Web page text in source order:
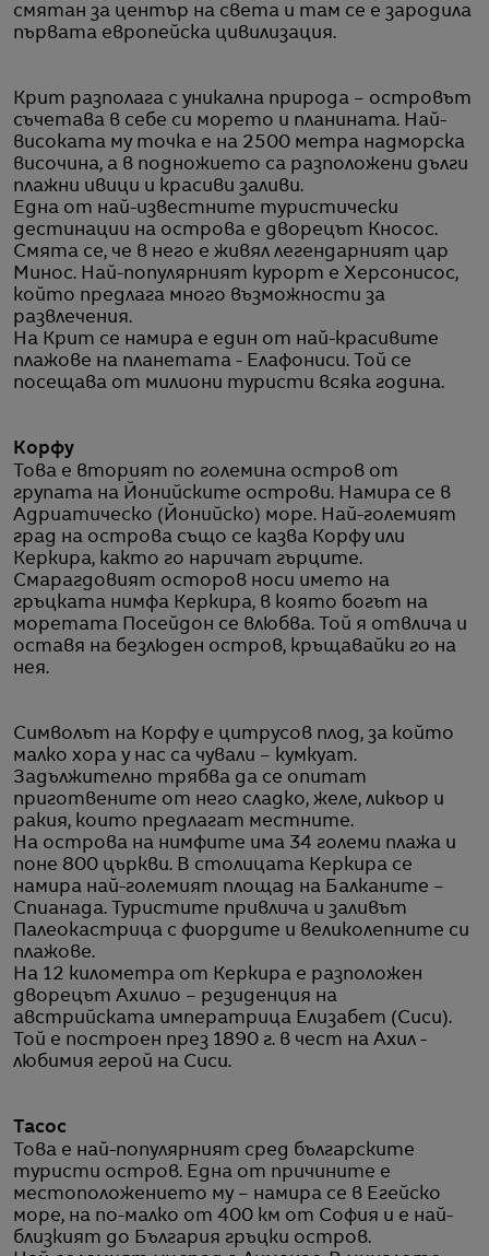
смятан за център на света и там се е зародила
първата европейска цивилизация.
Крит разполага с уникална природа – островът
съчетава в себе си морето и планината. Най-
високата му точка е на 2500 метра надморска
височина, а в подножието са разположени дълги
плажни ивици и красиви заливи.
Една от най-известните туристически
дестинации на острова е дворецът Кносос.
Смята се, че в него е живял легендарният цар
Минос. Най-популярният курорт е Херсонисос,
който предлага много възможности за
развлечения.
На Крит се намира е един от най-красивите
плажове на планетата - Елафониси. Той се
посещава от милиони туристи всяка година.
Корфу
Това е вторият по големина остров от
групата на Йонийските острови. Намира се в
Адриатическо (Йонийско) море. Най-големият
град на острова също се казва Корфу или
Керкира, както го наричат гърците.
Смарагдовият осторов носи името на
гръцката нимфа Керкира, в която богът на
моретата Посейдон се влюбва. Той я отвлича и
оставя на безлюден остров, кръщавайки го на
нея.
Символът на Корфу е цитрусов плод, за който
малко хора у нас са чували – кумкуат.
Задължително трябва да се опитат
приготвените от него сладко, желе, ликьор и
ракия, които предлагат местните.
На острова на нимфите има 34 големи плажа и
поне 800 църкви. В столицата Керкира се
намира най-големият площад на Балканите –
Спианада. Туристите привлича и заливът
Палеокастрица с фиордите и великолепните си
плажове.
На 12 километра от Керкира е разположен
дворецът Ахилио – резиденция на
австрийската императрица Елизабет (Сиси).
Той е построен през 1890 г. в чест на Ахил -
любимия герой на Сиси.
Тасос
Това е най-популярният сред българските
туристи остров. Една от причините е
местоположението му – намира се в Егейско
море, на по-малко от 400 км от София и е най-
близкият до България гръцки остров.